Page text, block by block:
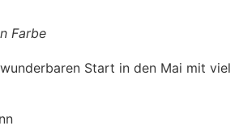
Farbe
Start in den Mai mit viel